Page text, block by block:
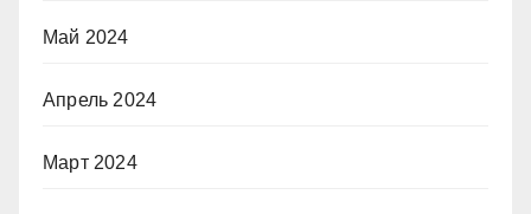
Май 2024
Апрель 2024
Март 2024